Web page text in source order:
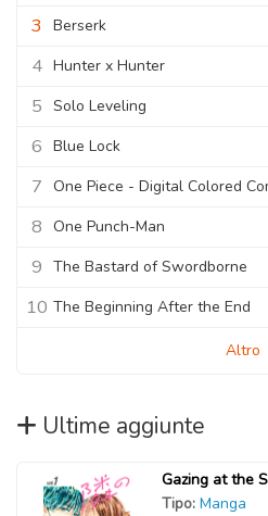
3 Berserk
4 Hunter x Hunter
5 Solo Leveling
6 Blue Lock
7 One Piece - Digital Colored
8 One Punch-Man
9 The Bastard of Swordborne
10 The Beginning After the End
Altro
Ultime aggiunte
Gazing at the
Tipo: Manga